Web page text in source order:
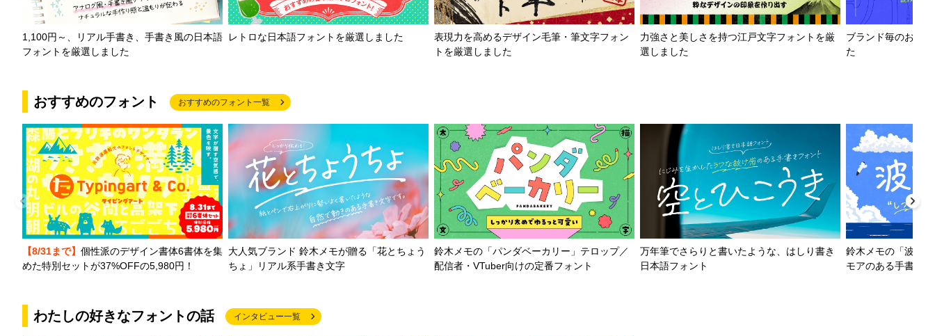
1,100円～、リアル手書き、手書き風の日本語
フォントを厳選しました
レトロな日本語フォントを厳選しました
表現力を高めるデザイン毛筆・筆文字フォン
トを厳選しました
力強さと美しさを持つ江戸文字フォントを厳
選しました
ブランド毎のおす
た
おすすめのフォント おすすめのフォント一覧
【8/31まで】 個性派のデザイン書体6書体を集
めた特別セットが37%OFFの5,980円！
大人気ブランド 鈴木メモが贈る「花とちょう
ちょ」リアル系手書き文字
鈴木メモの「パンダベーカリー」テロップ／
配信者・VTuber向けの定番フォント
万年筆でさらりと書いたような、はしり書き
日本語フォント
鈴木メモの「波と
モアのある手書き
わたしの好きなフォントの話 インタビュー一覧